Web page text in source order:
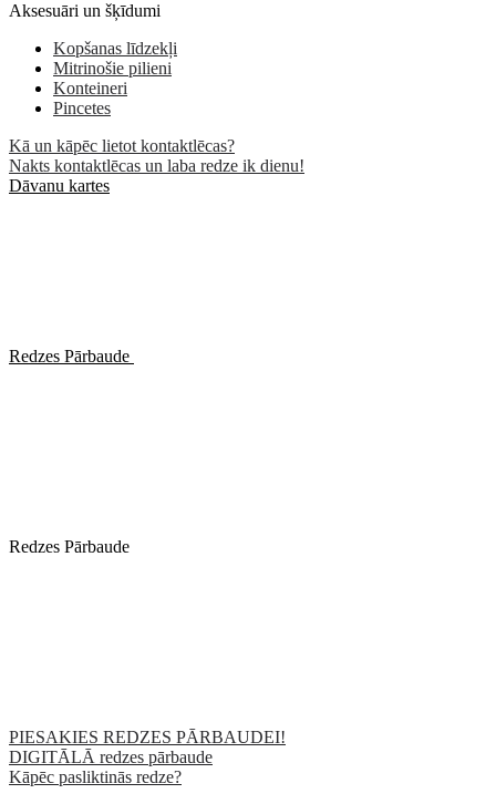
Aksesuāri un šķīdumi
Kopšanas līdzekļi
Mitrinošie pilieni
Konteineri
Pincetes
Kā un kāpēc lietot kontaktlēcas?
Nakts kontaktlēcas un laba redze ik dienu!
Dāvanu kartes
Redzes Pārbaude
Redzes Pārbaude
PIESAKIES REDZES PĀRBAUDEI!
DIGITĀLĀ redzes pārbaude
Kāpēc pasliktinās redze?